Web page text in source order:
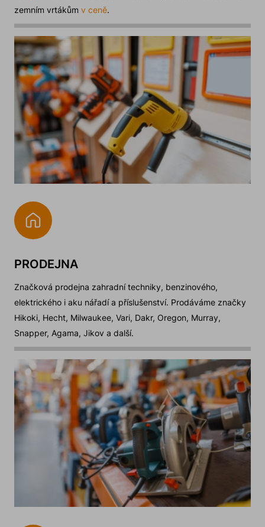
zemním vrtákům v ceně.
PRODEJNA
Značková prodejna zahradní techniky, benzinového,
elektrického i aku nářadí a příslušenství. Prodáváme značky
Hikoki, Hecht, Milwaukee, Vari, Dakr, Oregon, Murray,
Snapper, Agama, Jikov a další.